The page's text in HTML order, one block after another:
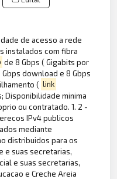
de acesso a rede
instalados com fibra
de 8 Gbps ( Gigabits por
download e 8 Gbps
( link
Disponibilidade minima
ou contratado. 1. 2 -
IPv4 publicos
mediante
distribuidos para os
e suas secretarias,
e suas secretarias,
e Creche Areia